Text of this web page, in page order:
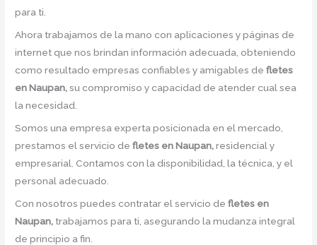
para ti.
Ahora trabajamos de la mano con aplicaciones y páginas de
internet que nos brindan información adecuada, obteniendo
como resultado empresas confiables y amigables defletes
en Naupan,su compromiso y capacidad de atender cual sea
la necesidad.
Somos una empresa experta posicionada en el mercado,
prestamos el servicio defletes en Naupan,residencial y
empresarial. Contamos con la disponibilidad, la técnica, y el
personal adecuado.
Con nosotros puedes contratar el servicio defletes en
Naupan, trabajamos para ti, asegurando la mudanza integral
de principio a fin.